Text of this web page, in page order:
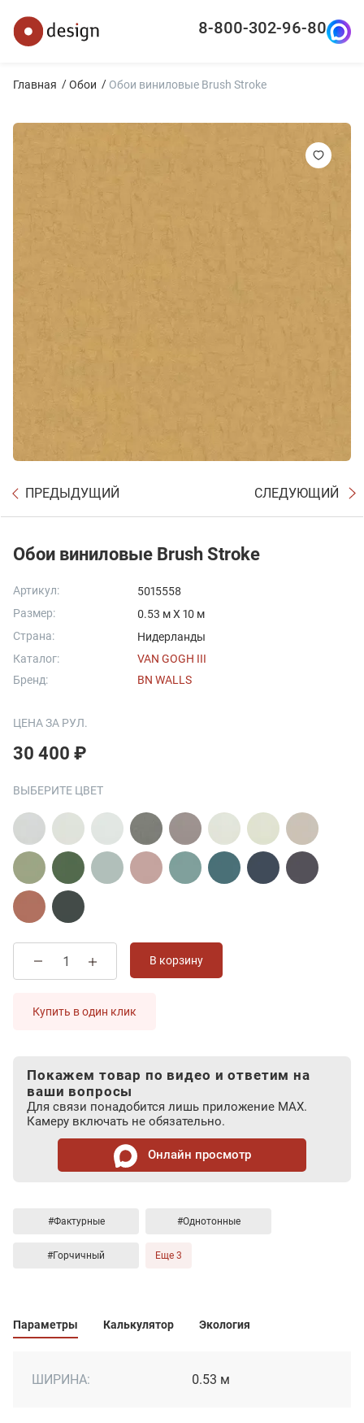
8-800-302-96-80
Главная Обои Обои виниловые Brush Stroke
ПРЕДЫДУЩИЙ СЛЕДУЮЩИЙ
Обои виниловые Brush Stroke
Артикул:
5015558
Размер:
0.53 м X 10 м
Страна:
Нидерланды
Каталог:
VAN GOGH III
Бренд:
BN WALLS
ЦЕНА ЗА РУЛ.
30 400 ₽
ВЫБЕРИТЕ ЦВЕТ
В корзину
Купить в один клик
Покажем товар по видео и ответим на
ваши вопросы
Для связи понадобится лишь приложение MAX.
Камеру включать не обязательно.
Онлайн просмотр
#Фактурные #Однотонные
#Горчичный Еще 3
Параметры Калькулятор Экология
ШИРИНА: 0.53 м